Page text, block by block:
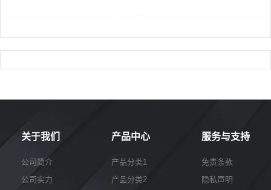
关于我们
公司简介
公司实力
产品中心
产品分类1
产品分类2
服务与支持
免责条款
隐私声明